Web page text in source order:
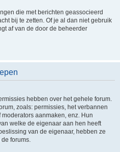
die met berichten geassocieerd
bij te zetten. Of je al dan niet gebruik
af van de door de beheerder
hebben over het gehele forum.
zoals: permissies, het verbannen
aanmaken, enz. Hun
welke de eigenaar aan hen heeft
van de eigenaar, hebben ze
forums.